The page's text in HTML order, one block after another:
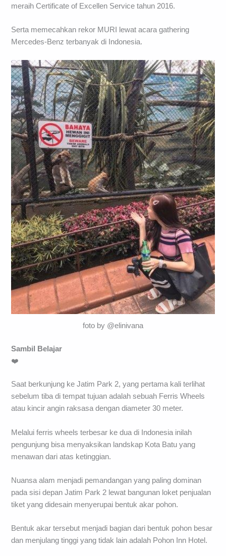
meraih Certificate of Excellen Service tahun 2016.
Serta memecahkan rekor MURI lewat acara gathering
Mercedes-Benz terbanyak di Indonesia.
foto by @elinivana
Sambil Belajar
❤️
Saat berkunjung ke Jatim Park 2, yang pertama kali terlihat
sebelum tiba di tempat tujuan adalah sebuah Ferris Wheels
atau kincir angin raksasa dengan diameter 30 meter.
Melalui ferris wheels terbesar ke dua di Indonesia inilah
pengunjung bisa menyaksikan landskap Kota Batu yang
menawan dari atas ketinggian.
Nuansa alam menjadi pemandangan yang paling dominan
pada sisi depan Jatim Park 2 lewat bangunan loket penjualan
tiket yang didesain menyerupai bentuk akar pohon.
Bentuk akar tersebut menjadi bagian dari bentuk pohon besar
dan menjulang tinggi yang tidak lain adalah Pohon Inn Hotel.